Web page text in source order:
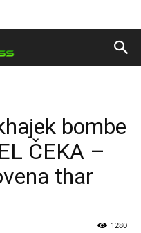
bombe
ČEKA –
thar
1280